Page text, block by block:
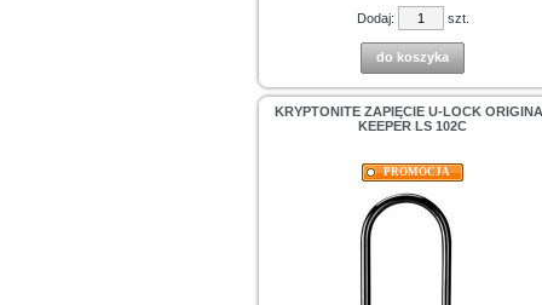
Dodaj: szt.
do koszyka
KRYPTONITE ZAPIĘCIE U-LOCK
KEEPER LS 102C
PROMOCJA